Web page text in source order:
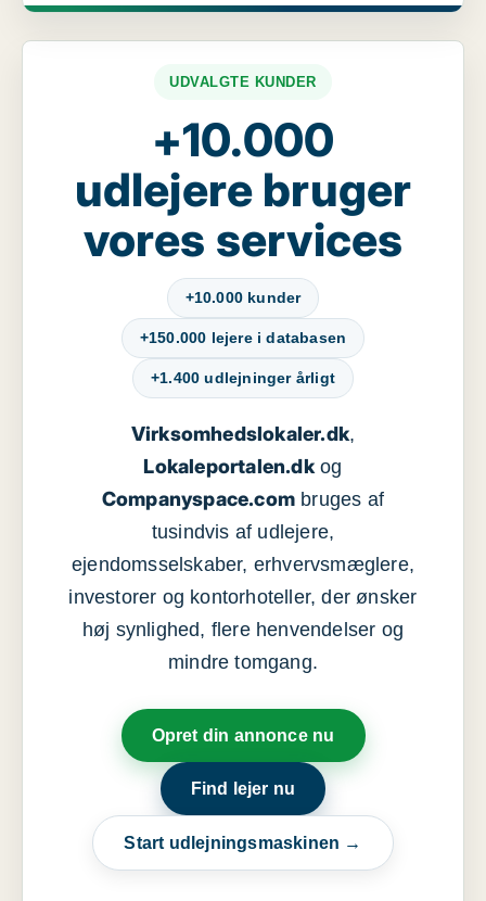
UDVALGTE KUNDER
+10.000
udlejere bruger
vores services
+10.000 kunder
+150.000 lejere i databasen
+1.400 udlejninger årligt
Virksomhedslokaler.dk,
Lokaleportalen.dkog
Companyspace.com bruges af
tusindvis af udlejere,
ejendomsselskaber, erhvervsmæglere,
investorer og kontorhoteller, der ønsker
høj synlighed, flere henvendelser og
mindre tomgang.
Opret din annonce nu
Find lejer nu
Start udlejningsmaskinen →